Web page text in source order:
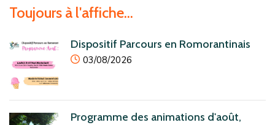
Toujours à l'affiche...
Dispositif Parcours en Romorantinais
icon
03/08/2026
Programme des animations d'août,